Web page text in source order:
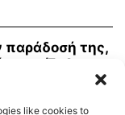
παράδοσή της,
της. Έκθεση
like cookies to